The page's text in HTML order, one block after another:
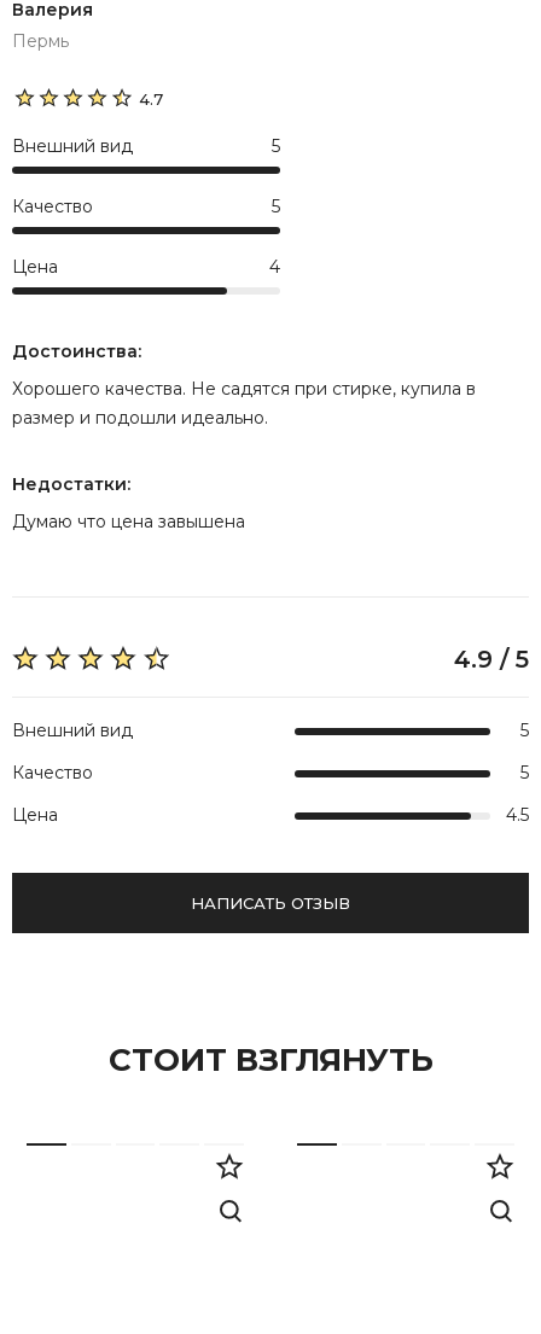
Валерия
Пермь
4.7
Внешний вид 5
Качество 5
Цена 4
Достоинства:
Хорошего качества. Не садятся при стирке, купила в
размер и подошли идеально.
Недостатки:
Думаю что цена завышена
4.9 / 5
Внешний вид
5
Качество
5
Цена
4.5
НАПИСАТЬ ОТЗЫВ
СТОИТ ВЗГЛЯНУТЬ